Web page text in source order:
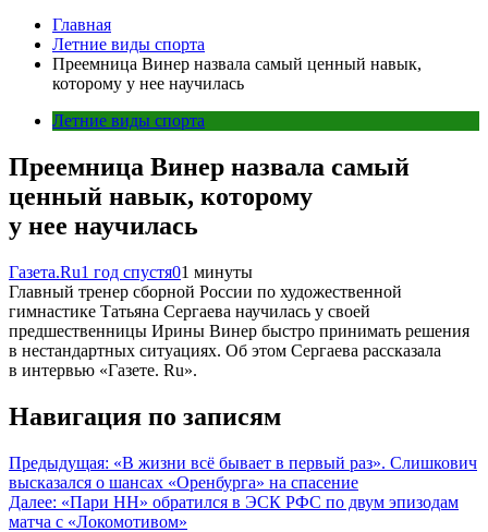
Главная
Летние виды спорта
Преемница Винер назвала самый ценный навык,
которому у нее научилась
Летние виды спорта
Преемница Винер назвала самый
ценный навык, которому
у нее научилась
Газета.Ru1 год спустя01 минуты
Главный тренер сборной России по художественной
гимнастике Татьяна Сергаева научилась у своей
предшественницы Ирины Винер быстро принимать решения
в нестандартных ситуациях. Об этом Сергаева рассказала
в интервью «Газете. Ru».
Навигация по записям
Предыдущая: «В жизни всё бывает в первый раз». Слишкович
высказался о шансах «Оренбурга» на спасение
Далее: «Пари НН» обратился в ЭСК РФС по двум эпизодам
матча с «Локомотивом»